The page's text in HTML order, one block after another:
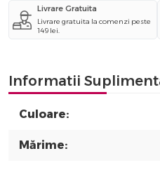
Livrare Gratuita
Livrare gratuita la comenzi peste
149 lei.
Informatii
Culoare:
Mărime: